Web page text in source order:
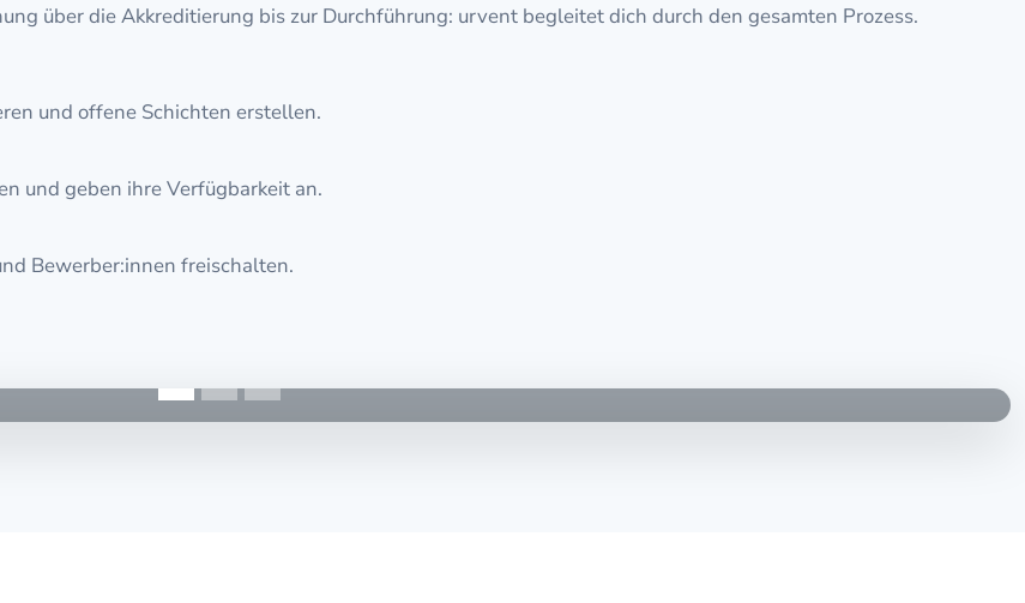
über die Akkreditierung bis zur Durchführung: urvent begleitet dich durch den gesamten Prozess.
und offene Schichten erstellen.
und geben ihre Verfügbarkeit an.
Bewerber:innen freischalten.